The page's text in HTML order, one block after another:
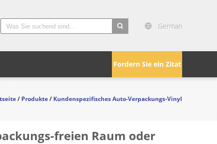
German
Fordern Sie ein Zitat
/Produkte/Kundenspezifisches Auto-Verpackungs-Vinyl
freien Raum oder